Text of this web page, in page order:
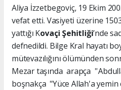
Aliya İzzetbegoviç, 19 Ekim
vefat etti. Vasiyeti üzerine
yattığı Kovaçi Şehitliği’nde
defnedildi. Bilge Kral hayatı
mütevazılığını ölümünden
Mezar taşında arapça
boşnakça "Yüce Allah'a